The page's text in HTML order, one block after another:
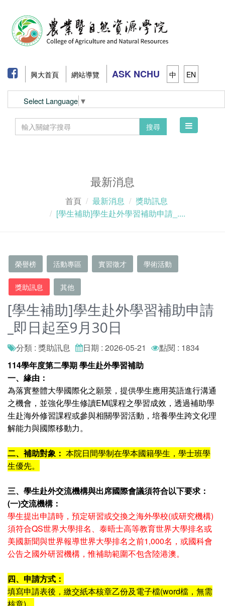
興大首頁 網站導覽 ASK NCHU 中 EN
Select Language ▼
搜尋
Toggle
最新消息
首頁 最新消息
獎助訊息
[學生補助]學生赴外學習補助申請_....
榮譽榜 活動專區 實習徵才 學術活動
獎助訊息 其他
[學生補助]學生赴外學習補助申請
_即日起至9月30日
分類 : 獎助訊息 日期 : 2026-05-21
點閱 : 1834
114學年度第二學期 學生赴外學習補助
一、緣由：
為落實整體大學國際化之願景，提供學生應用英語進行溝通
之機會，並強化學生修讀EMI課程之學習成效，透過補助學
生赴海外修習課程或參與相關學習活動，培養學生跨文化理
解能力與國際移動力。
二、補助對象： 本院日間學制在學本國籍學生，學士班學
生優先。
三、學生赴外交流機構與出席國際會議須符合以下要求：
(一)交流機構：
學生提出申請時，預定研習或交換之海外學校(或研究機構)
須符合QS世界大學排名、泰晤士高等教育世界大學排名或
美國新聞與世界報導世界大學排名之前1,000名，或國科會
公告之國外研習機構，惟補助範圍不包含陸港澳。
四、申請方式：
填寫申請表後，繳交紙本核章乙份及電子檔(word檔，無需
核章)。